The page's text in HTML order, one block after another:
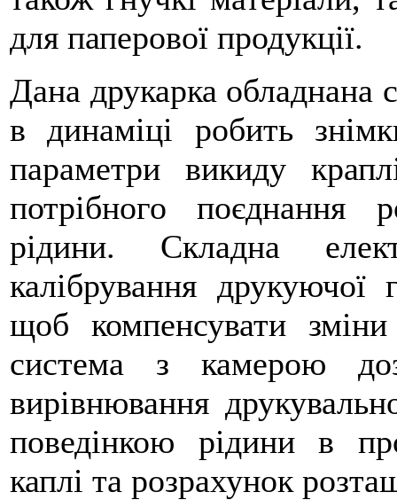
для паперової продукції.
Дана друкарка обладнана
в динаміці робить
параметри викиду
потрібного поєднання
рідини. Складна
калібрування
щоб компенсувати
система з камерою
вирівнювання
поведінкою рідини в
каплі та розрахунок